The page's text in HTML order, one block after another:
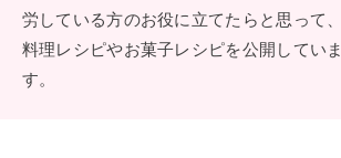
労している方のお役に立てたらと思って、
料理レシピやお菓子レシピを公開していま
す。